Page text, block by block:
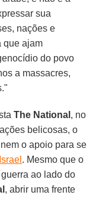
sua
nações e
que ajam
do povo
a massacres,
The National , no
belicosas, o
o apoio para se
Israel . Mesmo que o
ao lado do
, abrir uma frente